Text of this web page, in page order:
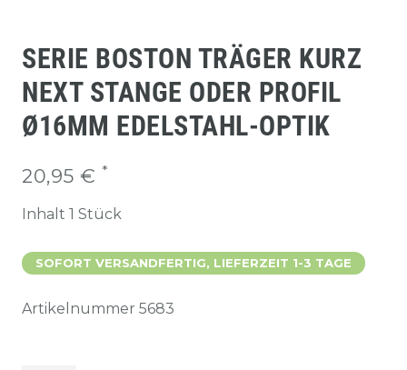
SERIE BOSTON TRÄGER KURZ
NEXT STANGE ODER PROFIL
Ø16MM EDELSTAHL-OPTIK
20,95 € *
Inhalt 1 Stück
SOFORT VERSANDFERTIG, LIEFERZEIT 1-3 TAGE
Artikelnummer 5683